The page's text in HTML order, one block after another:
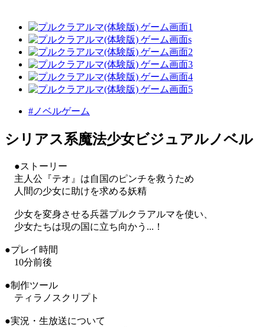
#ノベルゲーム
シリアス系魔法少女ビジュアルノベル
●ストーリー
主人公『テオ』は自国のピンチを救うため
人間の少女に助けを求める妖精
少女を変身させる兵器プルクラアルマを使い、
少女たちは現の国に立ち向かう...！
●プレイ時間
10分前後
●制作ツール
ティラノスクリプト
●実況・生放送について